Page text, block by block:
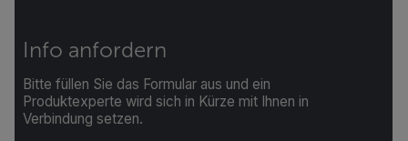
Info anfordern
Bitte füllen Sie das Formular aus und ein
Produktexperte wird sich in Kürze mit Ihnen in
Verbindung setzen.